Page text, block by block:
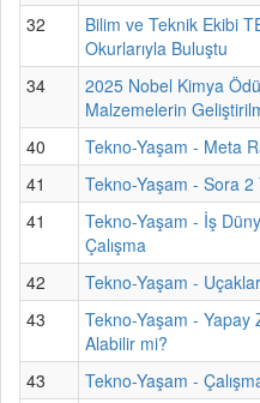
32
Bilim ve Teknik Ekibi
Okurlarıyla Buluştu
34
2025 Nobel Kimya
Malzemelerin
40
Tekno-Yaşam - Meta
41
Tekno-Yaşam - Sora 2
41
Tekno-Yaşam - İş
Çalışma
42
Tekno-Yaşam -
43
Tekno-Yaşam -
Alabilir mi?
43
Tekno-Yaşam -